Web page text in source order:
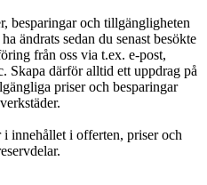
besparingar och tillgängligheten
ändrats sedan du senast besökte
från oss via t.ex. e-post,
Skapa därför alltid ett uppdrag på
priser och besparingar
innehållet i offerten, priser och